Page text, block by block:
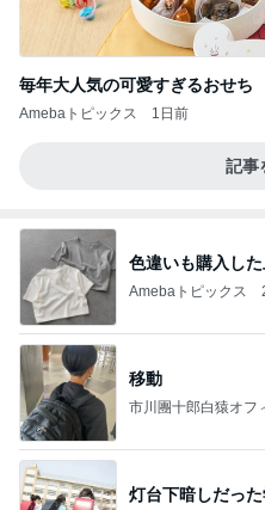
毎年大人気の可愛すぎるおせち
Amebaトピックス 1日前
記事
色違いも購入し
Amebaトピックス
移動
市川團十郎白猿オフ
灯台下暗しだっ